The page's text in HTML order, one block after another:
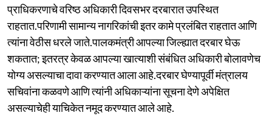
प्राधिकरणाचे वरिष्ठ अधिकारी दिवसभर दरबारात उपस्थित
राहतात.परिणामी सामान्य नागरिकांची इतर कामे प्रलंबित राहतात आणि
त्यांना वेठीस धरले जाते.पालकमंत्री आपल्या जिल्ह्यात दरबार घेऊ
शकतात; इतरत्र केवळ आपल्या खात्याशी संबंधित अधिकारी बोलावणेच
योग्य असल्याचा दावा करण्यात आला आहे.दरबार घेण्यापूर्वी मंत्रालय
सचिवांना कळवणे आणि त्यांनी अधिकाऱ्यांना सूचना देणे अपेक्षित
असल्याचेही याचिकेत नमूद करण्यात आले आहे.